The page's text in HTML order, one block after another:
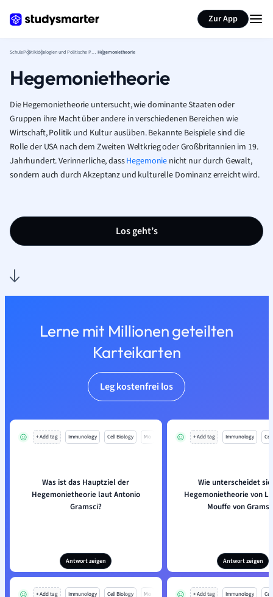
Zur App
SchulePolitik Ideologien und Politische Philosophie Hegemonietheorie
Hegemonietheorie
Die Hegemonietheorie untersucht, wie dominante Staaten oder
Gruppen ihre Macht über andere in verschiedenen Bereichen wie
Wirtschaft, Politik und Kultur ausüben. Bekannte Beispiele sind die
Rolle der USA nach dem Zweiten Weltkrieg oder Großbritannien im 19.
Jahrhundert. Verinnerliche, dassHegemonie nicht nur durch Gewalt,
sondern auch durch Akzeptanz und kulturelle Dominanz erreicht wird.
Los geht’s
Lerne mit Millionen geteilten
Karteikarten
Leg kostenfrei los
+ Add tag Immunology Cell Biology Mo
Was ist das Hauptziel der
Hegemonietheorie laut Antonio
Gramsci?
Antwort zeigen
+ Add tag Immunology
Wie unterscheidet
Hegemonietheorie von
Mouffe von
Antwort zeigen
+ Add tag Immunology Cell Biology Mo + Add tag Immunology
Seite zusammenfassen